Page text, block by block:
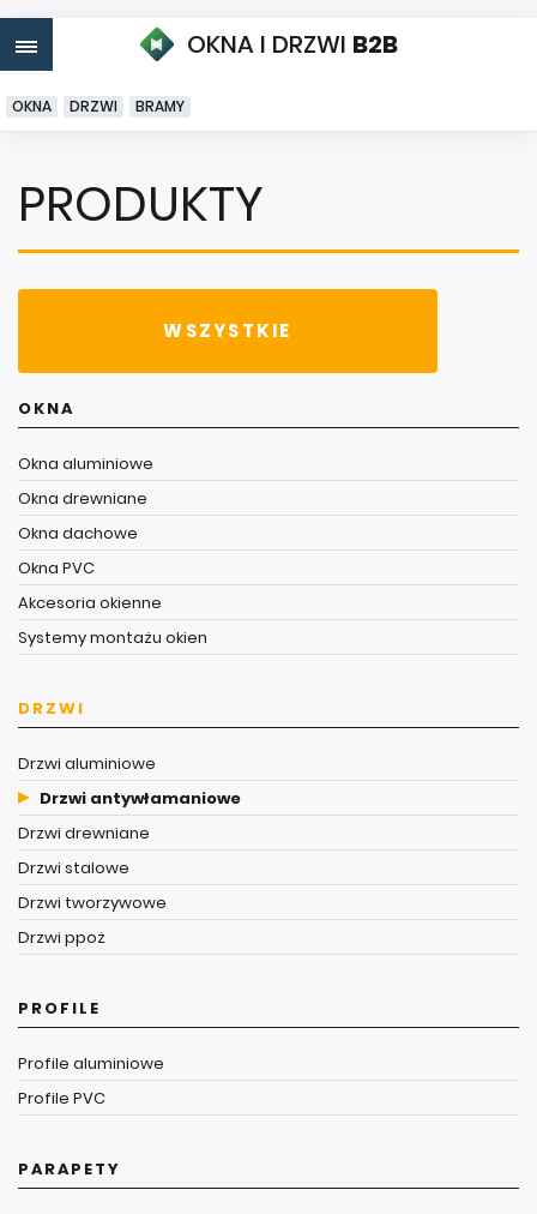
OKNA I DRZWI B2B
OKNA DRZWI BRAMY
PRODUKTY
WSZYSTKIE
OKNA
Okna aluminiowe
Okna drewniane
Okna dachowe
Okna PVC
Akcesoria okienne
Systemy montażu okien
DRZWI
Drzwi aluminiowe
Drzwi antywłamaniowe
Drzwi drewniane
Drzwi stalowe
Drzwi tworzywowe
Drzwi ppoż
PROFILE
Profile aluminiowe
Profile PVC
PARAPETY